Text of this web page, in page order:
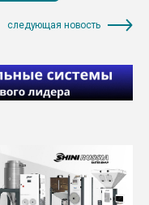
следующая новость